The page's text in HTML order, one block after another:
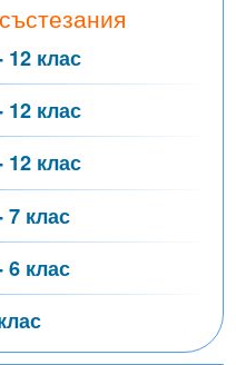
12 клас
12 клас
12 клас
7 клас
6 клас